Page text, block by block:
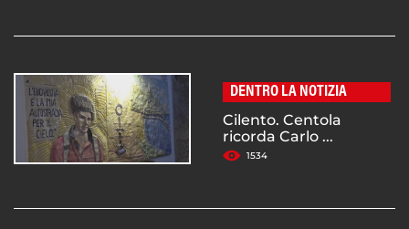
DENTRO LA NOTIZIA
Cilento. Centola
ricorda Carlo ...
1534